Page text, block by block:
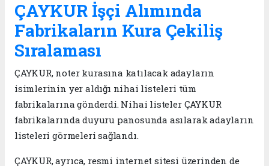
ÇAYKUR İşçi Alımında
Fabrikaların Kura Çekiliş
Sıralaması
ÇAYKUR, noter kurasına katılacak adayların
isimlerinin yer aldığı nihai listeleri tüm
fabrikalarına gönderdi. Nihai listeler ÇAYKUR
fabrikalarında duyuru panosunda asılarak adayların
listeleri görmeleri sağlandı.
ÇAYKUR, ayrıca, resmi internet sitesi üzerinden de